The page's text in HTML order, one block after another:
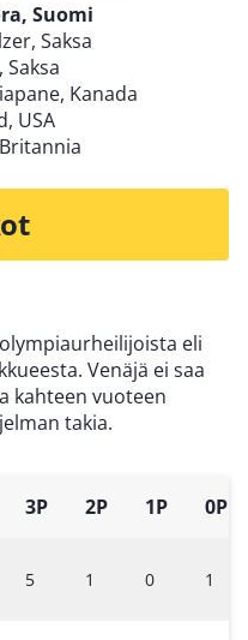
Suomi
Saksa
Kanada
USA
eli
Venäjä ei saa
kahteen vuoteen
takia.
3P 2P 1P 0P
5 1 0 1